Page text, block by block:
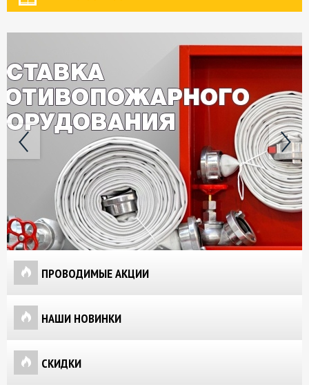
ПРОВОДИМЫЕ АКЦИИ
НАШИ НОВИНКИ
СКИДКИ